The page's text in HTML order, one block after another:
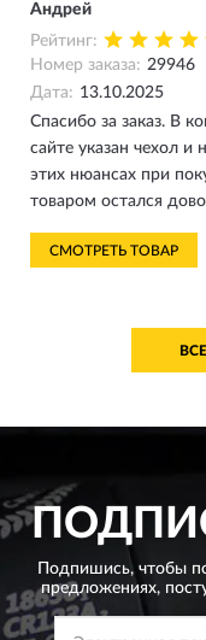
Андрей
Рейтинг:
Номер заказа: 29946
Дата: 13.10.2025
Спасибо за заказ. В
сайте указан чехол
этих нюансах при
товаром остался
СМОТРЕТЬ ТОВАР
Подпишись, чтобы
предложениях,